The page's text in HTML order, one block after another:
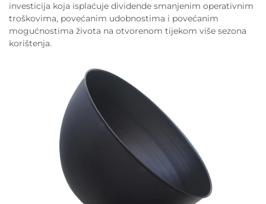
investicija koja isplaćuje dividende smanjenim operativnim
troškovima, povećanim udobnostima i povećanim
mogućnostima života na otvorenom tijekom više sezona
korištenja.